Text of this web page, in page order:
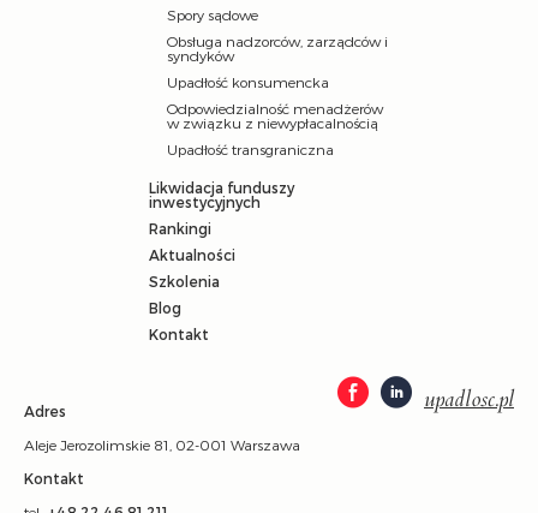
Spory sądowe
Obsługa nadzorców, zarządców i
syndyków
Upadłość konsumencka
Odpowiedzialność menadżerów
w związku z niewypłacalnością
Upadłość transgraniczna
Likwidacja funduszy
inwestycyjnych
Rankingi
Aktualności
Szkolenia
Blog
Kontakt
upadlosc.pl
Adres
Aleje Jerozolimskie 81, 02-001 Warszawa
Kontakt